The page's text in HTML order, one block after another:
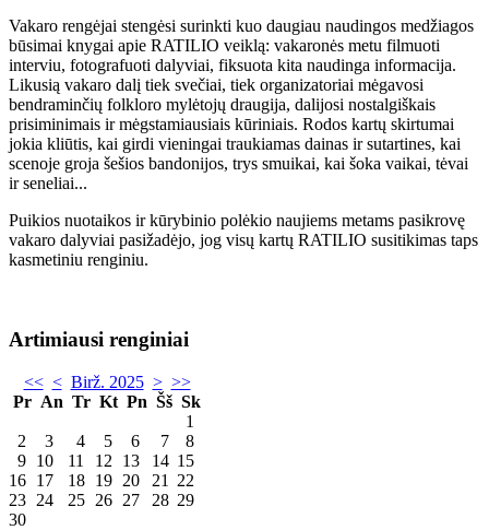
Vakaro rengėjai stengėsi surinkti kuo daugiau naudingos medžiagos
būsimai knygai apie RATILIO veiklą: vakaronės metu filmuoti
interviu, fotografuoti dalyviai, fiksuota kita naudinga informacija.
Likusią vakaro dalį tiek svečiai, tiek organizatoriai mėgavosi
bendraminčių folkloro mylėtojų draugija, dalijosi nostalgiškais
prisiminimais ir mėgstamiausiais kūriniais. Rodos kartų skirtumai
jokia kliūtis, kai girdi vieningai traukiamas dainas ir sutartines, kai
scenoje groja šešios bandonijos, trys smuikai, kai šoka vaikai, tėvai
ir seneliai...
Puikios nuotaikos ir kūrybinio polėkio naujiems metams pasikrovę
vakaro dalyviai pasižadėjo, jog visų kartų RATILIO susitikimas taps
kasmetiniu renginiu.
Artimiausi renginiai
<< < Birž. 2025 > >>
Pr An Tr Kt Pn Šš Sk
1
2
3 4 5 6 7
8
9 10 11 12 13 14 15
16 17 18 19 20 21
22
23 24 25 26 27 28 29
30